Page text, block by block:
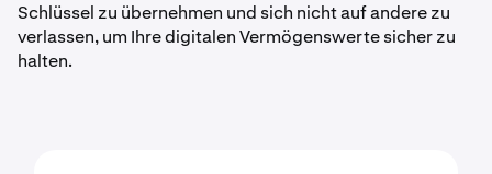
Schlüssel zu übernehmen und sich nicht auf andere zu
verlassen, um Ihre digitalen Vermögenswerte sicher zu
halten.